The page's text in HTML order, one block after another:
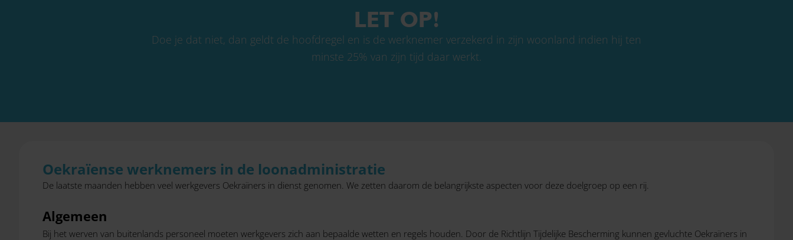
LET OP!
Doe je dat niet, dan geldt de hoofdregel en is de werknemer verzekerd in zijn woonland indien hij ten
minste 25% van zijn tijd daar werkt.
Oekraïense werknemers in de loonadministratie
De laatste maanden hebben veel werkgevers Oekraïners in dienst genomen. We zetten daarom de belangrijkste aspecten voor deze doelgroep op een rij.
Algemeen
Bij het werven van buitenlands personeel moeten werkgevers zich aan bepaalde wetten en regels houden. Door de Richtlijn Tijdelijke Bescherming kunnen gevluchte Oekraïners in